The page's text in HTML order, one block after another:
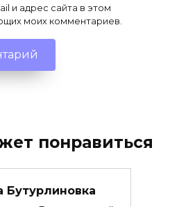
и адрес сайта в этом
моих комментариев.
понравиться
Бутурлиновка